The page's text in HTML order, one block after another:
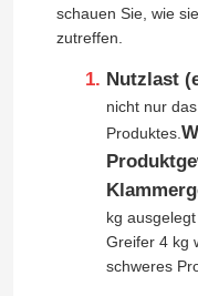
Qualitätskontrolle
Kontakt mit uns
Bitte um ein
schauen Sie, wie
zutreffen.
Nutzlast
nicht nur
Produktes.
kg
Greifer 4 kg
schweres